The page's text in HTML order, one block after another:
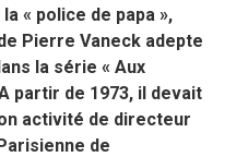
« police de papa »,
Pierre Vaneck adepte
la série « Aux
partir de 1973, il devait
activité de directeur
de